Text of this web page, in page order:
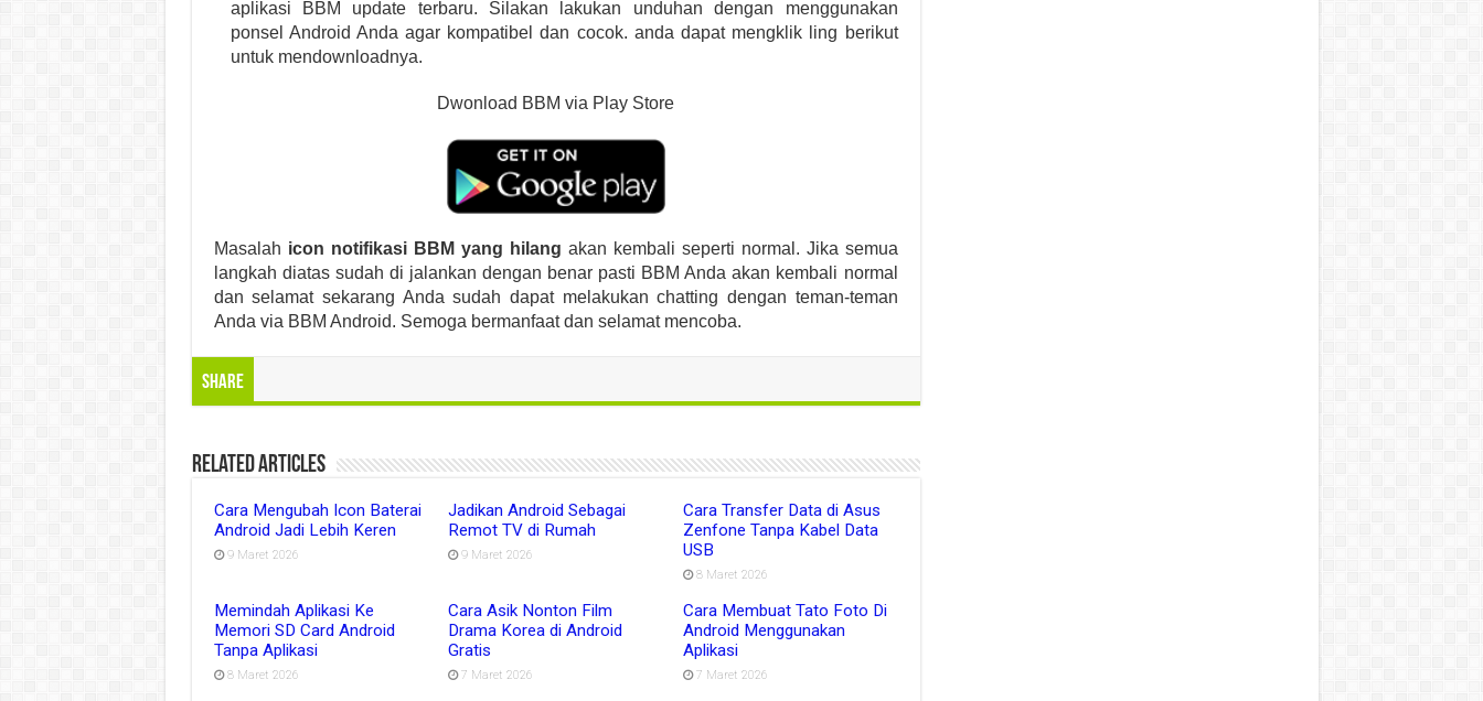
aplikasi BBM update terbaru. Silakan lakukan unduhan dengan menggunakan
ponsel Android Anda agar kompatibel dan cocok. anda dapat mengklik ling berikut
untuk mendownloadnya.
Dwonload BBM via Play Store
Masalah icon notifikasi BBM yang hilang akan kembali seperti normal. Jika semua
langkah diatas sudah di jalankan dengan benar pasti BBM Anda akan kembali normal
dan selamat sekarang Anda sudah dapat melakukan chatting dengan teman-teman
Anda via BBM Android. Semoga bermanfaat dan selamat mencoba.
Share
Related Articles
Cara Mengubah Icon Baterai
Android Jadi Lebih Keren
9 Maret 2026
Jadikan Android Sebagai
Remot TV di Rumah
9 Maret 2026
Cara Transfer Data di Asus
Zenfone Tanpa Kabel Data
USB
8 Maret 2026
Memindah Aplikasi Ke
Memori SD Card Android
Tanpa Aplikasi
8 Maret 2026
Cara Asik Nonton Film
Drama Korea di Android
Gratis
7 Maret 2026
Cara Membuat Tato Foto Di
Android Menggunakan
Aplikasi
7 Maret 2026